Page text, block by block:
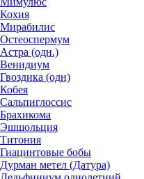
Кохия
Мирабилис
Остеоспермум
Астра (одн.)
Венидиум
Гвоздика (одн)
Кобея
Сальпиглоссис
Брахикома
Эшшольция
Титония
Гиацинтовые бобы
Дурман метел (Датура)